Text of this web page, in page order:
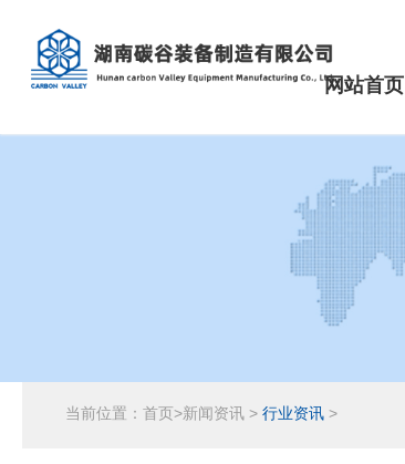
网站首页
当前位置：首页>新闻资讯 >行业资讯 >